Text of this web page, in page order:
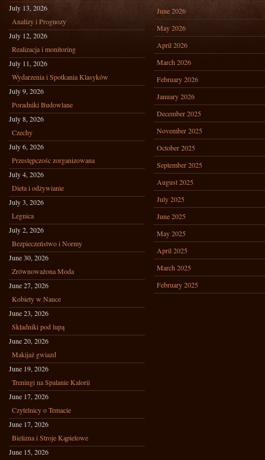
July 13, 2026
Analizy i Prognozy
July 12, 2026
Realizacja i monitoring
July 11, 2026
Wydarzenia i Spotkania Klasyków
July 9, 2026
Poradniki Budowlane
July 8, 2026
Czechy
July 6, 2026
Przestępczośc zorganizowana
July 4, 2026
Dieta i odżywianie
July 3, 2026
Legnica
July 2, 2026
Bezpieczeństwo i Normy
June 30, 2026
Zrównoważona Moda
June 27, 2026
Kobiety w Nauce
June 23, 2026
Składniki pod lupą
June 20, 2026
Makijaż gwiazd
June 19, 2026
Treningi na Spalanie Kalorii
June 17, 2026
Czytelnicy o Temacie
June 17, 2026
Bielizna i Stroje Kąpielowe
June 15, 2026
June 2026
May 2026
April 2026
March 2026
February 2026
January 2026
December 2025
November 2025
October 2025
September 2025
August 2025
July 2025
June 2025
May 2025
April 2025
March 2025
February 2025